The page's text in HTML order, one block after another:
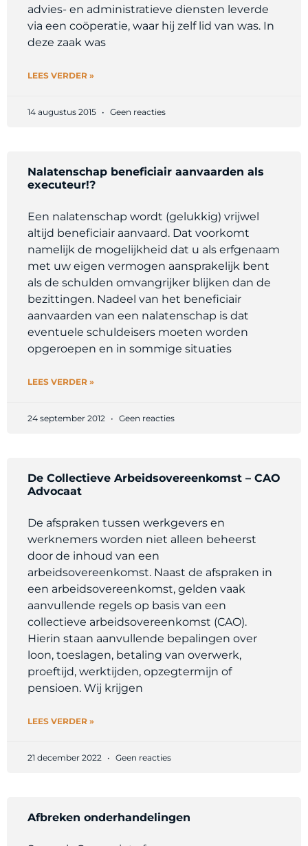
advies- en administratieve diensten leverde
via een coöperatie, waar hij zelf lid van was. In
deze zaak was
LEES VERDER »
14 augustus 2015 Geen reacties
Nalatenschap beneficiair aanvaarden als
executeur!?
Een nalatenschap wordt (gelukkig) vrijwel
altijd beneficiair aanvaard. Dat voorkomt
namelijk de mogelijkheid dat u als erfgenaam
met uw eigen vermogen aansprakelijk bent
als de schulden omvangrijker blijken dan de
bezittingen. Nadeel van het beneficiair
aanvaarden van een nalatenschap is dat
eventuele schuldeisers moeten worden
opgeroepen en in sommige situaties
LEES VERDER »
24 september 2012 Geen reacties
De Collectieve Arbeidsovereenkomst – CAO
Advocaat
De afspraken tussen werkgevers en
werknemers worden niet alleen beheerst
door de inhoud van een
arbeidsovereenkomst. Naast de afspraken in
een arbeidsovereenkomst, gelden vaak
aanvullende regels op basis van een
collectieve arbeidsovereenkomst (CAO).
Hierin staan aanvullende bepalingen over
loon, toeslagen, betaling van overwerk,
proeftijd, werktijden, opzegtermijn of
pensioen. Wij krijgen
LEES VERDER »
21 december 2022 Geen reacties
Afbreken onderhandelingen